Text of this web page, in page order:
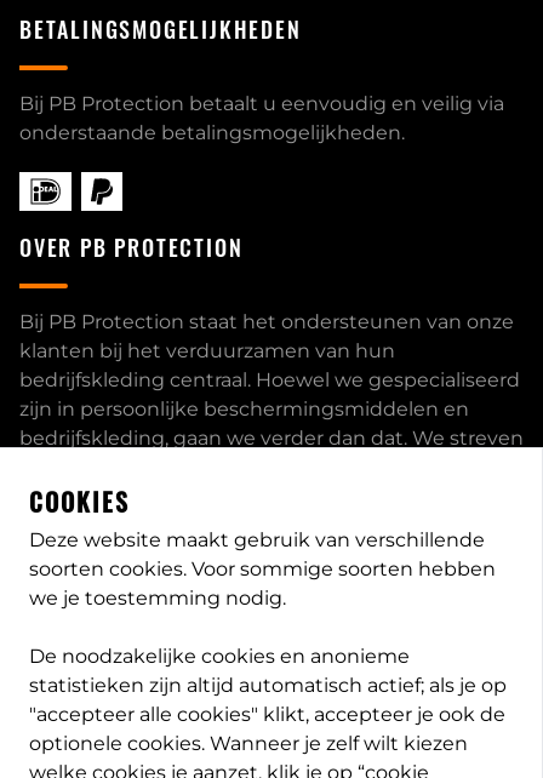
BETALINGSMOGELIJKHEDEN
Bij PB Protection betaalt u eenvoudig en veilig via
onderstaande betalingsmogelijkheden.
OVER PB PROTECTION
Bij PB Protection staat het ondersteunen van onze
klanten bij het verduurzamen van hun
bedrijfskleding centraal. Hoewel we gespecialiseerd
zijn in persoonlijke beschermingsmiddelen en
bedrijfskleding, gaan we verder dan dat. We streven
bieden een uitgebreid servicepakket aan, inclusief
Dit zijn enkele van onze mogelijkheden. Heeft u
speciale wensen, neemcontact
PB-Protection
COOKIES
Deze website maakt gebruik van verschillende
soorten cookies. Voor sommige soorten hebben
we je toestemming nodig.
De noodzakelijke cookies en anonieme
statistieken zijn altijd automatisch actief; als je op
"accepteer alle cookies" klikt, accepteer je ook de
optionele cookies. Wanneer je zelf wilt kiezen
welke cookies je aanzet, klik je op “cookie